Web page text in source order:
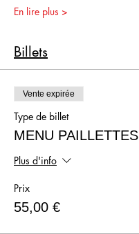
En lire plus >
Billets
Vente expirée
Type de billet
MENU PAILLETTES
Plus d'info
Prix
55,00 €